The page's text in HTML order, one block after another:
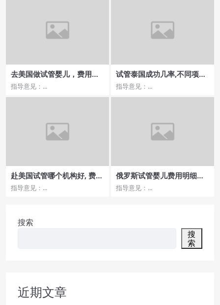
去美国做试管婴儿，费用预
算与成功率分析
指导意见：...
试管泰国成功几率,不同项目
费用对比？
指导意见：...
赴美国试管哪个机构好, 费用
详情及注意事项汇总
指导意见：...
俄罗斯试管婴儿费用明细：
哪家医院治疗流程更规范？
指导意见：...
搜索
搜
索
近期文章